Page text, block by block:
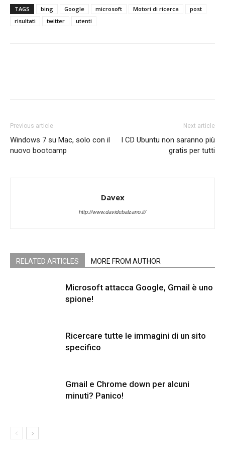
TAGS bing Google microsoft Motori di ricerca
post
risultati
twitter utenti
Previous article
Windows 7 su Mac, solo con il
nuovo bootcamp
Next article
I CD Ubuntu non saranno più
gratis per tutti
Davex
http://www.davidebalzano.it/
RELATED ARTICLES MORE FROM AUTHOR
Microsoft attacca Google, Gmail è uno
spione!
Ricercare tutte le immagini di un sito
specifico
Gmail e Chrome down per alcuni
minuti? Panico!